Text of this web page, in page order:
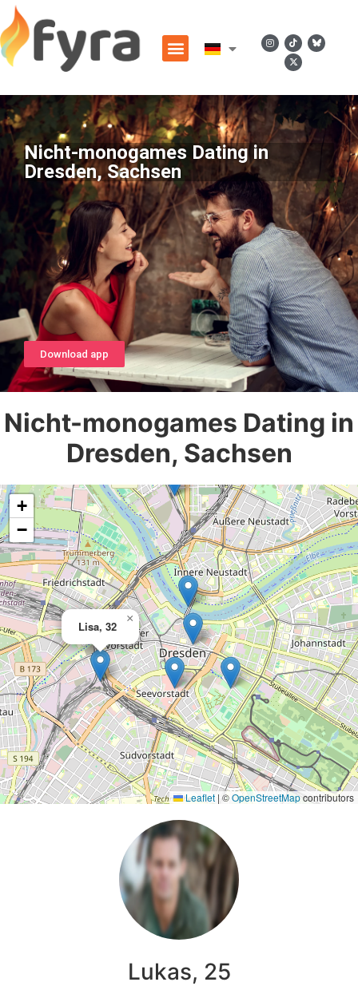
Nicht-monogames Dating in
Dresden, Sachsen
Download app
Nicht-monogames Dating in
Dresden, Sachsen
Lisa, 32
×
+
−
Leaflet |©OpenStreetMapcontributors
Lukas, 25